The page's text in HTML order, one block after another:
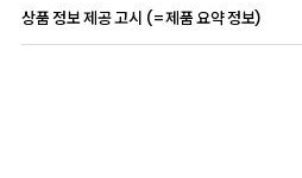
상품 정보 제공 고시 (=제품 요약 정보)